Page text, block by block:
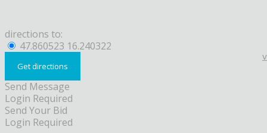
directions to:
47.860523 16.240322
Send Message
Login Required
Send Your Bid
Login Required